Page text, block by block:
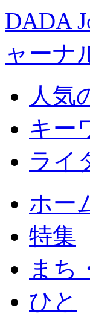
DADA
ャーナ
人気
キー
ライ
ホー
特集
まち
ひと